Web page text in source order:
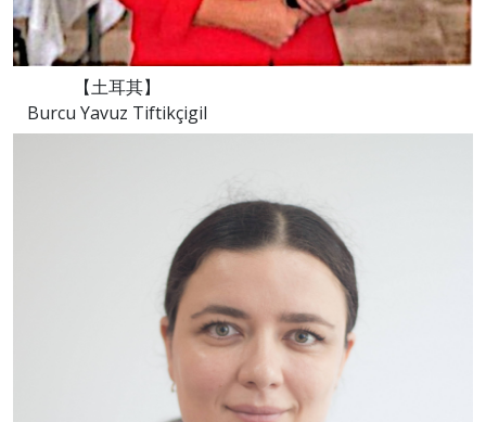
【土耳其】
Burcu Yavuz Tiftikçigil